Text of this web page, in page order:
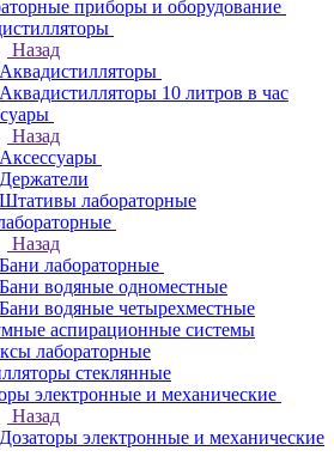
приборы и оборудование
Назад
Аквадистилляторы
Аквадистилляторы 10 литров в час
Назад
Аксессуары
Держатели
Штативы лабораторные
Назад
Бани лабораторные
Бани водяные одноместные
Бани водяные четырехместные
аспирационные системы
лабораторные
стеклянные
электронные и механические
Назад
Дозаторы электронные и механические